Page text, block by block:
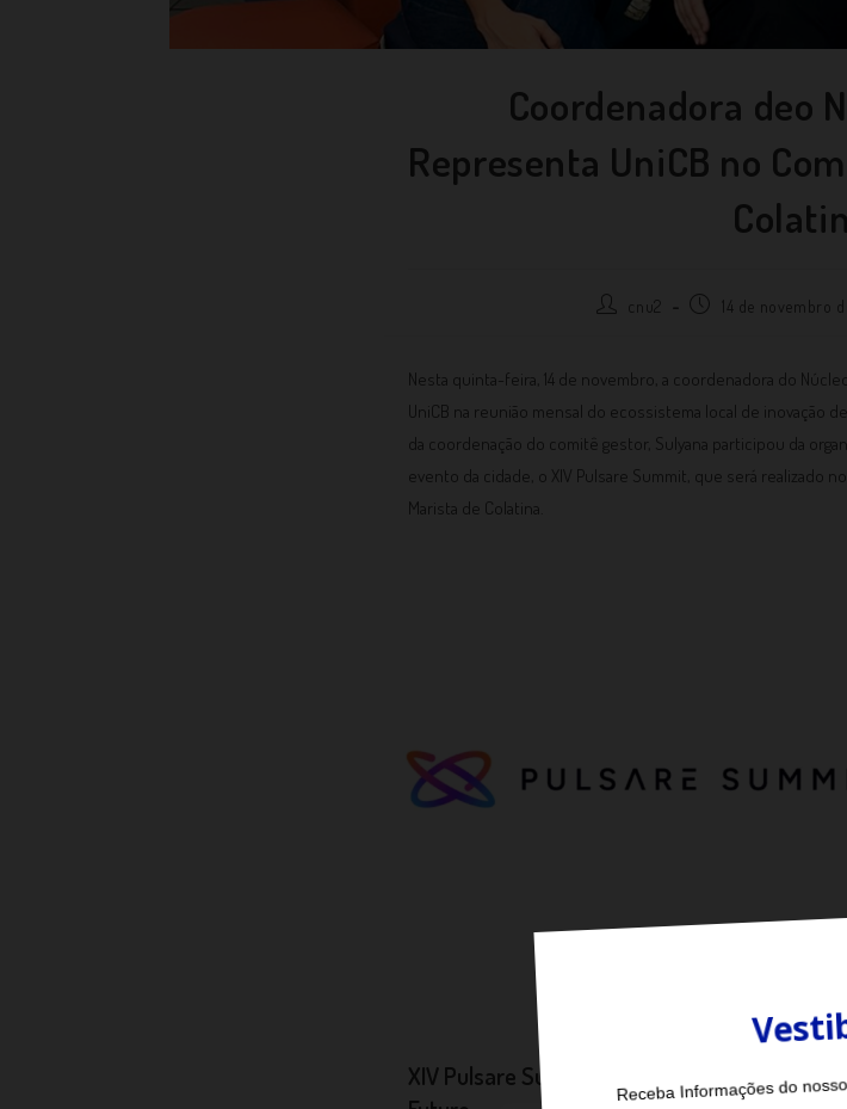
Coordenadora deo
Representa UniCB no
cnu2 14 de novembro
Nesta quinta-feira, 14 de novembro, a coordenadora do
UniCB na reunião mensal do ecossistema local de inovação
da coordenação do comitê gestor, Sulyana participou da
evento da cidade, o XIV Pulsare Summit, que será realizado
Marista de Colatina.
XIV Pulsare Summit: Inovação,